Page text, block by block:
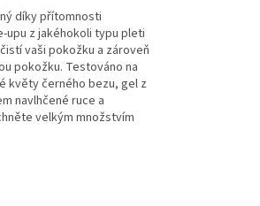
díky přítomnosti
upu z jakéhokoli typu pleti
vaši pokožku a zároveň
pokožku. Testováno na
květy černého bezu, gel z
navlhčené ruce a
velkým množstvím